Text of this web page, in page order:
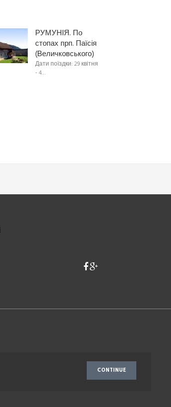
РУМУНІЯ. По
стопах прп. Паїсія
(Величковського)
Дати поїздки: 29 квітня
- 4…
CONTINUE